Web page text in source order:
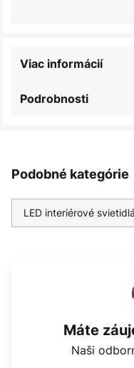
Podrobnosti
Viac informácií
Podobné kategórie
LED interiérové svietidlá
Máte
Naši